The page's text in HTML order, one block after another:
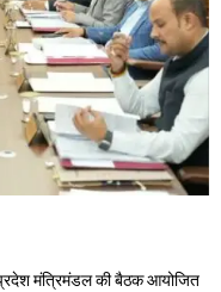
मंत्रिमंडल की बैठक आयोजित